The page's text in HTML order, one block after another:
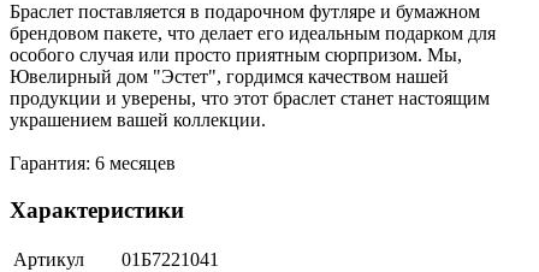
Браслет поставляется в подарочном футляре и бумажном
брендовом пакете, что делает его идеальным подарком для
особого случая или просто приятным сюрпризом. Мы,
Ювелирный дом "Эстет", гордимся качеством нашей
продукции и уверены, что этот браслет станет настоящим
украшением вашей коллекции.
Гарантия: 6 месяцев
Характеристики
Артикул
01Б7221041